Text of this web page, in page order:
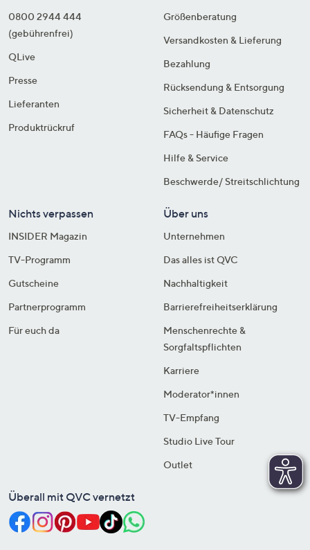
0800 2944 444
(gebührenfrei)
QLive
Presse
Lieferanten
Produktrückruf
Größenberatung
Versandkosten & Lieferung
Bezahlung
Rücksendung & Entsorgung
Sicherheit & Datenschutz
FAQs - Häufige Fragen
Hilfe & Service
Beschwerde/ Streitschlichtung
Nichts verpassen
INSIDER Magazin
TV-Programm
Gutscheine
Partnerprogramm
Für euch da
Über uns
Unternehmen
Das alles ist QVC
Nachhaltigkeit
Barrierefreiheitserklärung
Menschenrechte &
Sorgfaltspflichten
Karriere
Moderator*innen
TV-Empfang
Studio Live Tour
Outlet
Überall mit QVC vernetzt